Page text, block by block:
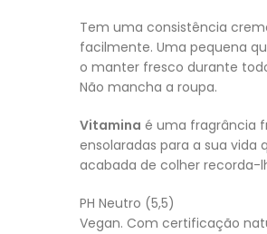
Tem uma consistência
facilmente. Uma pequena
o manter fresco durante
Não mancha a roupa.
Vitamina é uma fragrância
ensolaradas para a sua
acabada de colher recorda-
PH Neutro (5,5)
Vegan. Com certificação